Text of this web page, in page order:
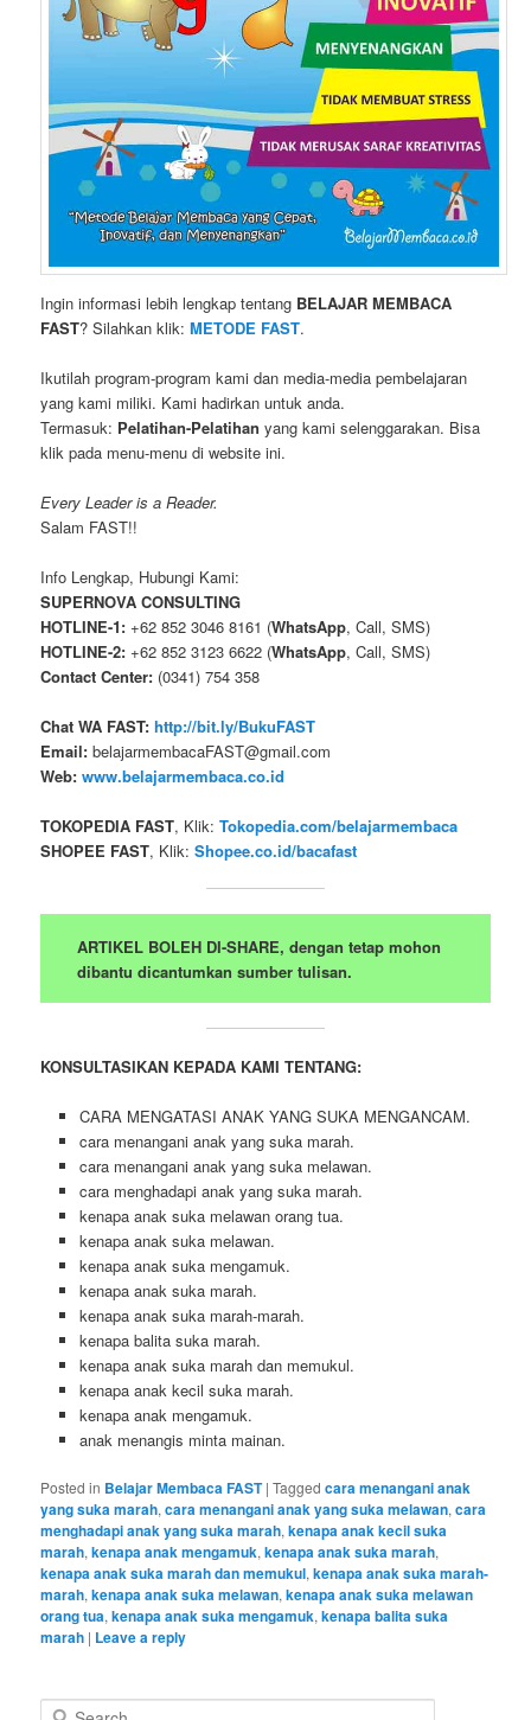
Ingin informasi lebih lengkap tentang BELAJAR MEMBACA
FAST? Silahkan klik:METODE FAST.
Ikutilah program-program kami dan media-media pembelajaran
yang kami miliki. Kami hadirkan untuk anda.
Termasuk: Pelatihan-Pelatihan yang kami selenggarakan. Bisa
klik pada menu-menu di website ini.
Every Leader is a Reader.
Salam FAST!!
Info Lengkap, Hubungi Kami:
SUPERNOVA CONSULTING
HOTLINE-1: +62 852 3046 8161 (WhatsApp, Call, SMS)
HOTLINE-2: +62 852 3123 6622 (WhatsApp, Call, SMS)
Contact Center: (0341) 754 358
Chat WA FAST: http://bit.ly/BukuFAST
Email: belajarmembacaFAST@gmail.com
Web: www.belajarmembaca.co.id
TOKOPEDIA FAST, Klik:Tokopedia.com/belajarmembaca
SHOPEE FAST, Klik:Shopee.co.id/bacafast
ARTIKEL BOLEH DI-SHARE, dengan tetap mohon
dibantu dicantumkan sumber tulisan.
KONSULTASIKAN KEPADA KAMI TENTANG:
CARA MENGATASI ANAK YANG SUKA MENGANCAM.
cara menangani anak yang suka marah.
cara menangani anak yang suka melawan.
cara menghadapi anak yang suka marah.
kenapa anak suka melawan orang tua.
kenapa anak suka melawan.
kenapa anak suka mengamuk.
kenapa anak suka marah.
kenapa anak suka marah-marah.
kenapa balita suka marah.
kenapa anak suka marah dan memukul.
kenapa anak kecil suka marah.
kenapa anak mengamuk.
anak menangis minta mainan.
Posted in Belajar Membaca FAST |Tagged cara menangani anak
yang suka marah,cara menangani anak yang suka melawan,cara
menghadapi anak yang suka marah,kenapa anak kecil suka
marah,kenapa anak mengamuk,kenapa anak suka marah,
kenapa anak suka marah dan memukul,kenapa anak suka marah-
marah,kenapa anak suka melawan,kenapa anak suka melawan
orang tua,kenapa anak suka mengamuk,kenapa balita suka
marah | Leave a reply